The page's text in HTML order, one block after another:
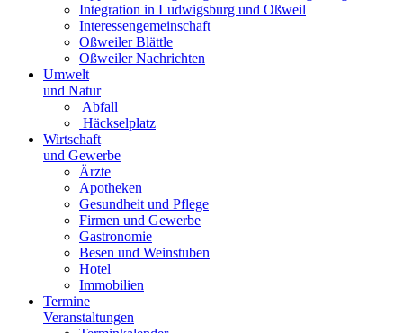
Integration in Ludwigsburg und Oßweil
Interessengemeinschaft
Oßweiler Blättle
Oßweiler Nachrichten
Umwelt
und Natur
Abfall
Häckselplatz
Wirtschaft
und Gewerbe
Ärzte
Apotheken
Gesundheit und Pflege
Firmen und Gewerbe
Gastronomie
Besen und Weinstuben
Hotel
Immobilien
Termine
Veranstaltungen